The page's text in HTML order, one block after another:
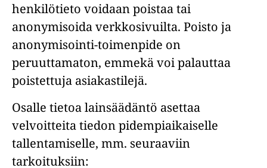
henkilötieto voidaan poistaa tai
anonymisoida verkkosivuilta. Poisto ja
anonymisointi-toimenpide on
peruuttamaton, emmekä voi palauttaa
poistettuja asiakastilejä.
Osalle tietoa lainsäädäntö asettaa
velvoitteita tiedon pidempiaikaiselle
tallentamiselle, mm. seuraaviin
tarkoituksiin: